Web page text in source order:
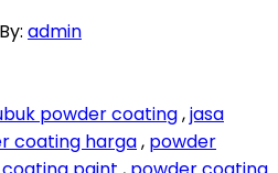
admin
powder coating,jasa
coating harga, powder